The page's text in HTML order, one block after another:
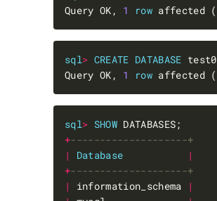
Query OK, 1 row affected (
sql> CREATE DATABASE
Query OK, 1 row affected (
sql> SHOW
+
|
Database
|
+
|
information_schema
|